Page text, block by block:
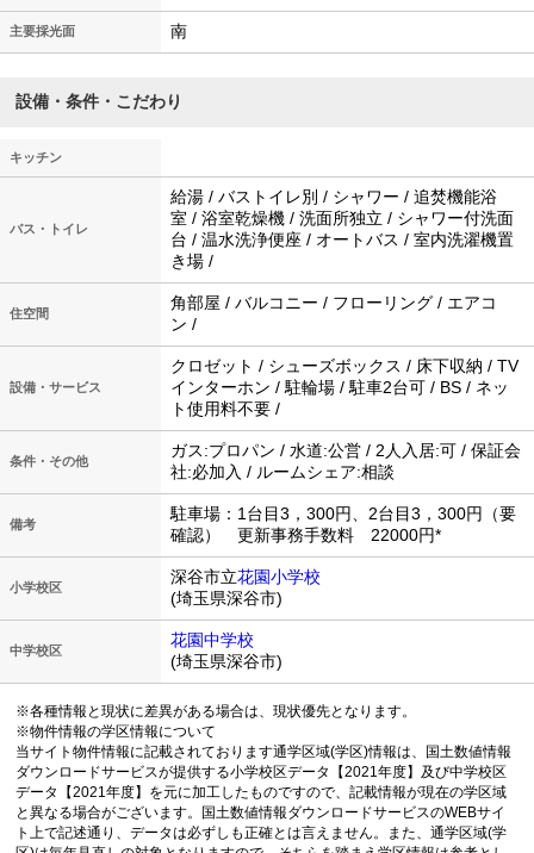
主要採光面 南
設備・条件・こだわり
キッチン
バス・トイレ
給湯 / バストイレ別 / シャワー / 追焚機能浴
室 / 浴室乾燥機 / 洗面所独立 / シャワー付洗面
台 / 温水洗浄便座 / オートバス / 室内洗濯機置
き場 /
住空間
角部屋 / バルコニー / フローリング / エアコ
ン /
設備・サービス
クロゼット / シューズボックス / 床下収納 / TV
インターホン / 駐輪場 / 駐車2台可 / BS / ネッ
ト使用料不要 /
条件・その他
ガス:プロパン / 水道:公営 / 2人入居:可 / 保証会
社:必加入 / ルームシェア:相談
備考
駐車場：1台目3，300円、2台目3，300円（要
確認） 更新事務手数料 22000円*
小学校区
深谷市立花園小学校
(埼玉県深谷市)
中学校区
花園中学校
(埼玉県深谷市)
※各種情報と現状に差異がある場合は、現状優先となります。
※物件情報の学区情報について
当サイト物件情報に記載されております通学区域(学区)情報は、国土数値情報
ダウンロードサービスが提供する小学校区データ【2021年度】及び中学校区
データ【2021年度】を元に加工したものですので、記載情報が現在の学区域
と異なる場合がございます。国土数値情報ダウンロードサービスのWEBサイ
ト上で記述通り、データは必ずしも正確とは言えません。また、通学区域(学